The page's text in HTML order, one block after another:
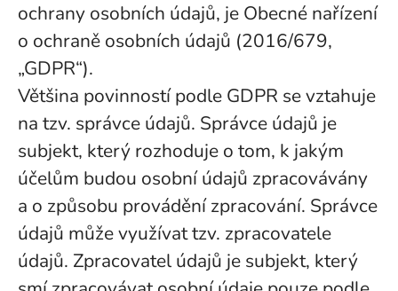
ochrany osobních údajů, je Obecné nařízení
o ochraně osobních údajů (2016/679,
„GDPR“).
Většina povinností podle GDPR se vztahuje
na tzv. správce údajů. Správce údajů je
subjekt, který rozhoduje o tom, k jakým
účelům budou osobní údajů zpracovávány
a o způsobu provádění zpracování. Správce
údajů může využívat tzv. zpracovatele
údajů. Zpracovatel údajů je subjekt, který